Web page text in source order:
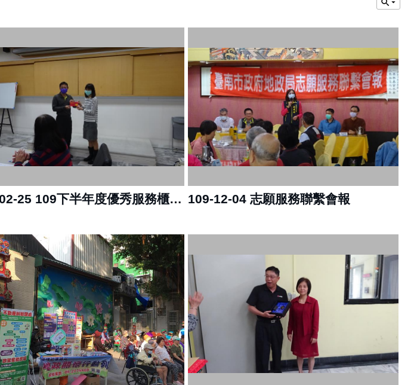
110-02-25 109下半年度優秀服務櫃臺頒獎 109-12-04 志願服務聯繫會報